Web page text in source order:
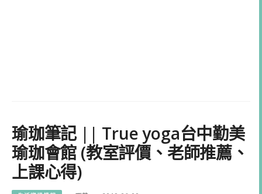
瑜珈筆記 || True yoga台中勤美
瑜珈會館 (教室評價、老師推薦、
上課心得)